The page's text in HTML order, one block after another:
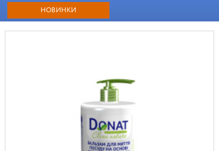
НОВИНКИ